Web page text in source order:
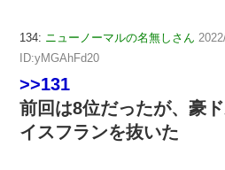
134: ニューノーマルの名無しさん
ID:yMGAhFd20
>>131
前回は8位だったが、豪
イスフランを抜いた